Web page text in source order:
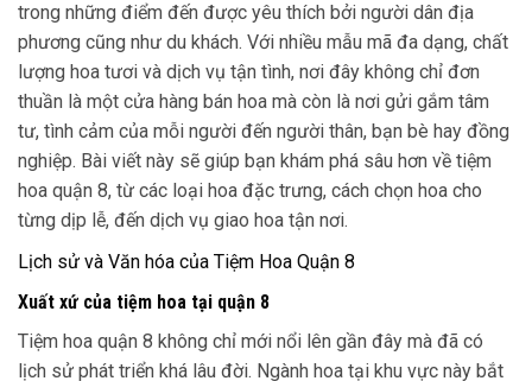
trong những điểm đến được yêu thích bởi người dân địa
phương cũng như du khách. Với nhiều mẫu mã đa dạng, chất
lượng hoa tươi và dịch vụ tận tình, nơi đây không chỉ đơn
thuần là một cửa hàng bán hoa mà còn là nơi gửi gắm tâm
tư, tình cảm của mỗi người đến người thân, bạn bè hay đồng
nghiệp. Bài viết này sẽ giúp bạn khám phá sâu hơn về tiệm
hoa quận 8, từ các loại hoa đặc trưng, cách chọn hoa cho
từng dịp lễ, đến dịch vụ giao hoa tận nơi.
Lịch sử và Văn hóa của Tiệm Hoa Quận 8
Xuất xứ của tiệm hoa tại quận 8
Tiệm hoa quận 8 không chỉ mới nổi lên gần đây mà đã có
lịch sử phát triển khá lâu đời. Ngành hoa tại khu vực này bắt